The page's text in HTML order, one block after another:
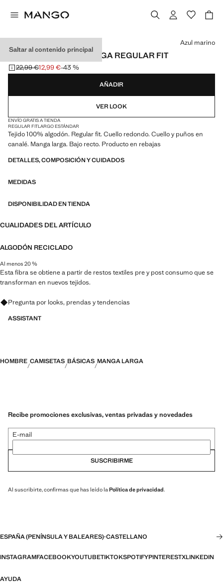
Saltar al contenido principal
CAMISETA MANGA LARGA REGULAR FIT
Precio inicial tachado [22,99 € ]
22,99 €
Precio actual [12,99 € ]
12,99 €-43 %
Selecciona un color
Azul marino
AÑADIR
VER LOOK
ENVÍO GRATIS A TIENDA
REGULAR FITLARGO ESTÁNDAR
Tejido 100% algodón. Regular fit. Cuello redondo. Cuello y puños en
canalé. Manga larga. Bajo recto. Producto en rebajas
DETALLES, COMPOSICIÓN Y CUIDADOS
MEDIDAS
DISPONIBILIDAD EN TIENDA
CUALIDADES DEL ARTÍCULO
ALGODÓN RECICLADO
Al menos 20 %
Esta fibra se obtiene a partir de restos textiles pre y post consumo que se
transforman en nuevos tejidos.
Pregunta por looks, prendas y tendencias
ASSISTANT
HOMBRE CAMISETAS BÁSICAS MANGA LARGA
Recibe promociones exclusivas, ventas privadas y novedades
E-mail
SUSCRIBIRME
Al suscribirte, confirmas que has leído laPolítica de privacidad.
ESPAÑA (PENÍNSULA Y BALEARES)·CASTELLANO
INSTAGRAMFACEBOOKYOUTUBETIKTOKSPOTIFYPINTERESTXLINKEDIN
AYUDA